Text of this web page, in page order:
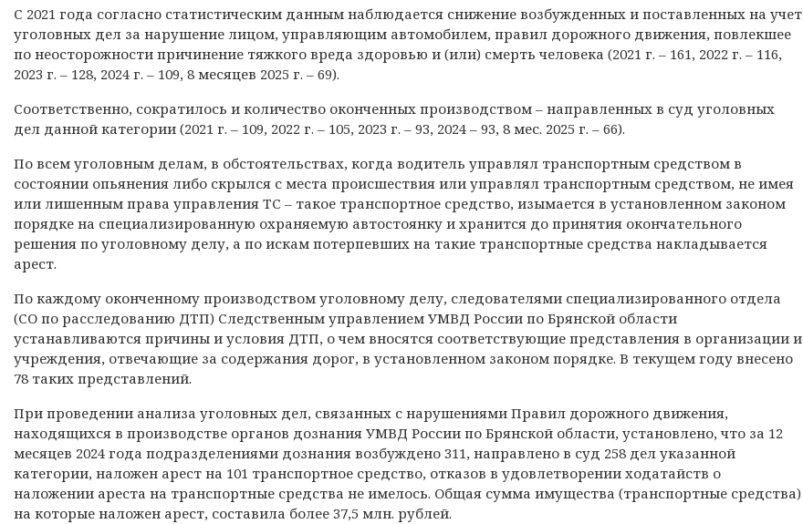
С 2021 года согласно статистическим данным наблюдается снижение возбужденных и поставленных на учет
уголовных дел за нарушение лицом, управляющим автомобилем, правил дорожного движения, повлекшее
по неосторожности причинение тяжкого вреда здоровью и (или) смерть человека (2021 г. – 161, 2022 г. – 116,
2023 г. – 128, 2024 г. – 109, 8 месяцев 2025 г. – 69).
Соответственно, сократилось и количество оконченных производством – направленных в суд уголовных
дел данной категории (2021 г. – 109, 2022 г. – 105, 2023 г. – 93, 2024 – 93, 8 мес. 2025 г. – 66).
По всем уголовным делам, в обстоятельствах, когда водитель управлял транспортным средством в
состоянии опьянения либо скрылся с места происшествия или управлял транспортным средством, не имея
или лишенным права управления ТС – такое транспортное средство, изымается в установленном законом
порядке на специализированную охраняемую автостоянку и хранится до принятия окончательного
решения по уголовному делу, а по искам потерпевших на такие транспортные средства накладывается
арест.
По каждому оконченному производством уголовному делу, следователями специализированного отдела
(СО по расследованию ДТП) Следственным управлением УМВД России по Брянской области
устанавливаются причины и условия ДТП, о чем вносятся соответствующие представления в организации и
учреждения, отвечающие за содержания дорог, в установленном законом порядке. В текущем году внесено
78 таких представлений.
При проведении анализа уголовных дел, связанных с нарушениями Правил дорожного движения,
находящихся в производстве органов дознания УМВД России по Брянской области, установлено, что за 12
месяцев 2024 года подразделениями дознания возбуждено 311, направлено в суд 258 дел указанной
категории, наложен арест на 101 транспортное средство, отказов в удовлетворении ходатайств о
наложении ареста на транспортные средства не имелось. Общая сумма имущества (транспортные средства)
на которые наложен арест, составила более 37,5 млн. рублей.